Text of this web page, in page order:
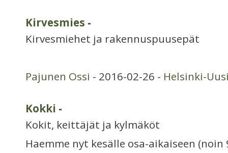
Kirvesmies -
Kirvesmiehet ja rakennuspuusepät
Pajunen Ossi - 2016-02-26 - Helsinki-
Kokki -
Kokit, keittäjät ja kylmäköt
Haemme nyt kesälle osa-aikaiseen (noin